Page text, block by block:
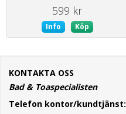
599 kr
Info Köp
KONTAKTA OSS
Bad & Toaspecialisten
Telefon kontor/kundtjänst: